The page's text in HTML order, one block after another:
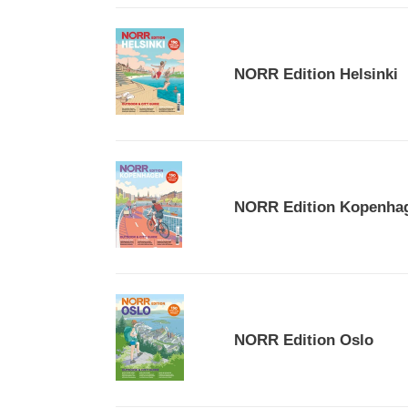
NORR
Edition
Helsinki
NORR Edition Helsinki
NORR
Edition
Kopenhagen
NORR Edition
NORR
Edition
Oslo
NORR Edition Oslo